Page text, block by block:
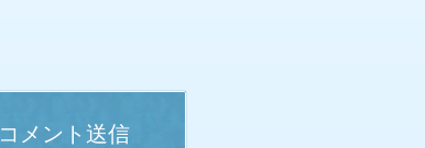
コメント送信